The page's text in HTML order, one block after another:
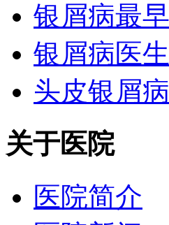
银屑病最
银屑病医
头皮银屑
关于医院
医院简介